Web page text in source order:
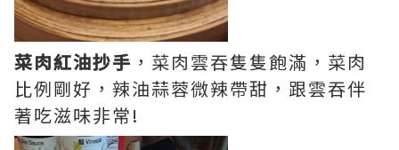
菜肉紅油抄手 ，菜肉雲吞隻隻飽滿，菜肉
比例剛好，辣油蒜蓉微辣帶甜，跟雲吞伴
著吃滋味非常!